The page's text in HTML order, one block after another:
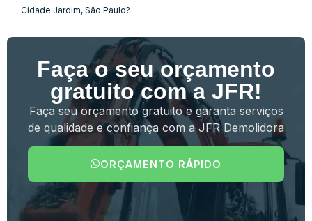
Cidade Jardim, São Paulo?
Faça o seu orçamento
gratuito com a JFR!
Faça seu orçamento gratuito e garanta serviços
de qualidade e confiança com a JFR Demolidora
ORÇAMENTO RÁPIDO